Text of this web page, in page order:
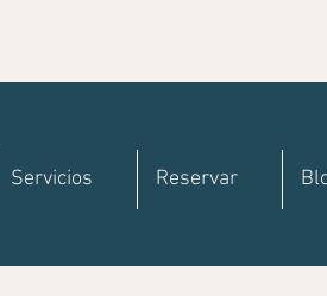
Servicios Reservar